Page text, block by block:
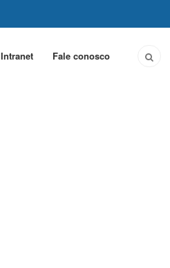
Intranet Fale conosco